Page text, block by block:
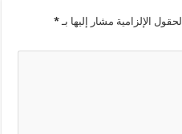
الحقول الإلزامية مشار إليها بـ*